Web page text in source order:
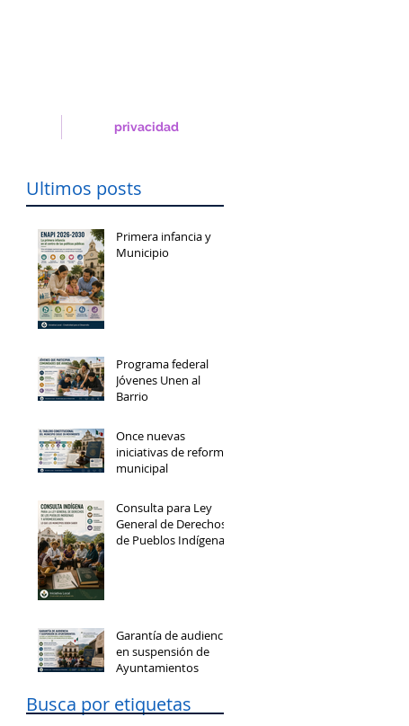
privacidad
Ultimos posts
Primera infancia y
Municipio
Programa federal
Jóvenes Unen al
Barrio
Once nuevas
iniciativas de reforma
municipal
Consulta para Ley
General de Derechos
de Pueblos Indígenas
Garantía de audiencia
en suspensión de
Ayuntamientos
Busca por etiquetas